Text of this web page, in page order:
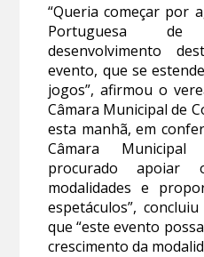
“Queria começar por
Portuguesa
desenvolvimento
evento, que se
jogos”, afirmou o
Câmara Municipal de
esta manhã, em
Câmara
procurado apoiar
modalidades e
espetáculos”,
que “este evento
crescimento da